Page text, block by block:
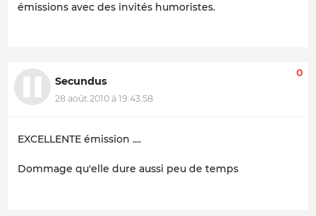
émissions avec des invités humoristes.
Secundus
28 août 2010 à 19:43:58
0
EXCELLENTE émission ....
Dommage qu'elle dure aussi peu de temps